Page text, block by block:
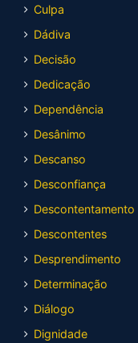
Culpa
Dádiva
Decisão
Dedicação
Dependência
Desânimo
Descanso
Desconfiança
Descontentamento
Descontentes
Desprendimento
Determinação
Diálogo
Dignidade